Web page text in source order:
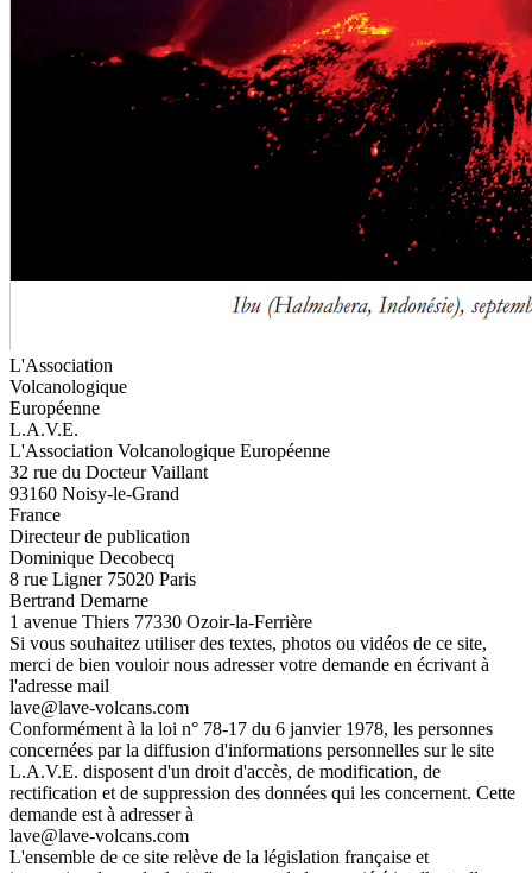
L'Association
Volcanologique
Européenne
L.A.V.E.
L'Association Volcanologique Européenne
32 rue du Docteur Vaillant
93160 Noisy-le-Grand
France
Directeur de publication
Dominique Decobecq
8 rue Ligner 75020 Paris
Bertrand Demarne
1 avenue Thiers 77330 Ozoir-la-Ferrière
Si vous souhaitez utiliser des textes, photos ou vidéos de ce site,
merci de bien vouloir nous adresser votre demande en écrivant à
l'adresse mail
lave@lave-volcans.com
Conformément à la loi n° 78-17 du 6 janvier 1978, les personnes
concernées par la diffusion d'informations personnelles sur le site
L.A.V.E. disposent d'un droit d'accès, de modification, de
rectification et de suppression des données qui les concernent. Cette
demande est à adresser à
lave@lave-volcans.com
L'ensemble de ce site relève de la législation française et